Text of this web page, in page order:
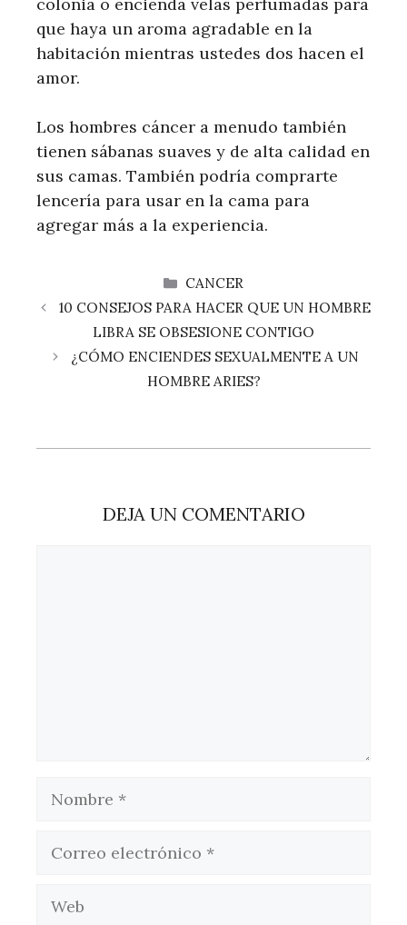
que haya un aroma agradable en la
habitación mientras ustedes dos hacen el
amor.
Los hombres cáncer a menudo también
tienen sábanas suaves y de alta calidad en
sus camas. También podría comprarte
lencería para usar en la cama para
agregar más a la experiencia.
CATEGORÍAS
CANCER
10 CONSEJOS PARA HACER QUE UN HOMBRE
LIBRA SE OBSESIONE CONTIGO
¿CÓMO ENCIENDES SEXUALMENTE A UN
HOMBRE ARIES?
DEJA UN COMENTARIO